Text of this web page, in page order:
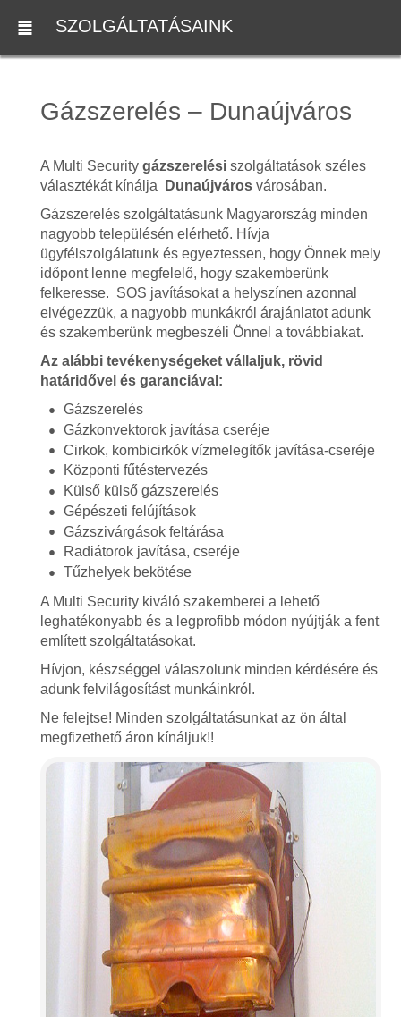
SZOLGÁLTATÁSAINK
Gázszerelés – Dunaújváros
A Multi Security gázszerelésiszolgáltatások széles
választékát kínálja
Dunaújvárosvárosában.
Gázszerelés szolgáltatásunk Magyarország minden
nagyobb településén elérhető. Hívja
ügyfélszolgálatunk és egyeztessen, hogy Önnek mely
időpont lenne megfelelő, hogy szakemberünk
felkeresse. SOS javításokat a helyszínen azonnal
elvégezzük, a nagyobb munkákról árajánlatot adunk
és szakemberünk megbeszéli Önnel a továbbiakat.
Az alábbi tevékenységeket vállaljuk, rövid
határidővel és garanciával:
Gázszerelés
Gázkonvektorok javítása cseréje
Cirkok, kombicirkók vízmelegítők javítása-cseréje
Központi fűtéstervezés
Külső külső gázszerelés
Gépészeti felújítások
Gázszivárgások feltárása
Radiátorok javítása, cseréje
Tűzhelyek bekötése
A Multi Security kiváló szakemberei a lehető
leghatékonyabb és a legprofibb módon nyújtják a fent
említett szolgáltatásokat.
Hívjon, készséggel válaszolunk minden kérdésére és
adunk felvilágosítást munkáinkról.
Ne felejtse! Minden szolgáltatásunkat az ön által
megfizethető áron kínáljuk!!